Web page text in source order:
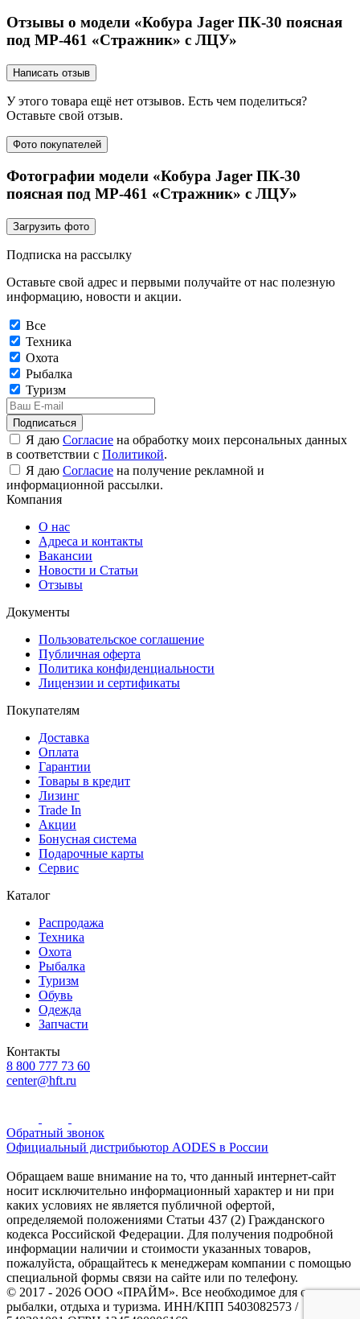
Отзывы о модели «Кобура Jager ПК-30 поясная
под MP-461 «Стражник» с ЛЦУ»
Написать отзыв
У этого товара ещё нет отзывов. Есть чем поделиться?
Оставьте свой отзыв.
Фото покупателей
Фотографии модели «Кобура Jager ПК-30
поясная под MP-461 «Стражник» с ЛЦУ»
Загрузить фото
Подписка на рассылку
Оставьте свой адрес и первыми получайте от нас полезную
информацию, новости и акции.
Все
Техника
Охота
Рыбалка
Туризм
Подписаться
Я даю Согласие на обработку моих персональных данных
в соответствии с Политикой.
Я даю Согласие на получение рекламной и
информационной рассылки.
Компания
О нас
Адреса и контакты
Вакансии
Новости и Статьи
Отзывы
Документы
Пользовательское соглашение
Публичная оферта
Политика конфиденциальности
Лицензии и сертификаты
Покупателям
Доставка
Оплата
Гарантии
Товары в кредит
Лизинг
Trade In
Акции
Бонусная система
Подарочные карты
Сервис
Каталог
Распродажа
Техника
Охота
Рыбалка
Туризм
Обувь
Одежда
Запчасти
Контакты
8 800 777 73 60
center@hft.ru
Обратный звонок
Официальный дистрибьютор AODES в России
Обращаем ваше внимание на то, что данный интернет-сайт
носит исключительно информационный характер и ни при
каких условиях не является публичной офертой,
определяемой положениями Статьи 437 (2) Гражданского
кодекса Российской Федерации. Для получения подробной
информации наличии и стоимости указанных товаров,
пожалуйста, обращайтесь к менеджерам компании с помощью
специальной формы связи на сайте или по телефону.
© 2017 - 2026 ООО «ПРАЙМ». Все необходимое для охоты и
рыбалки, отдыха и туризма. ИНН/КПП 5403082573 /